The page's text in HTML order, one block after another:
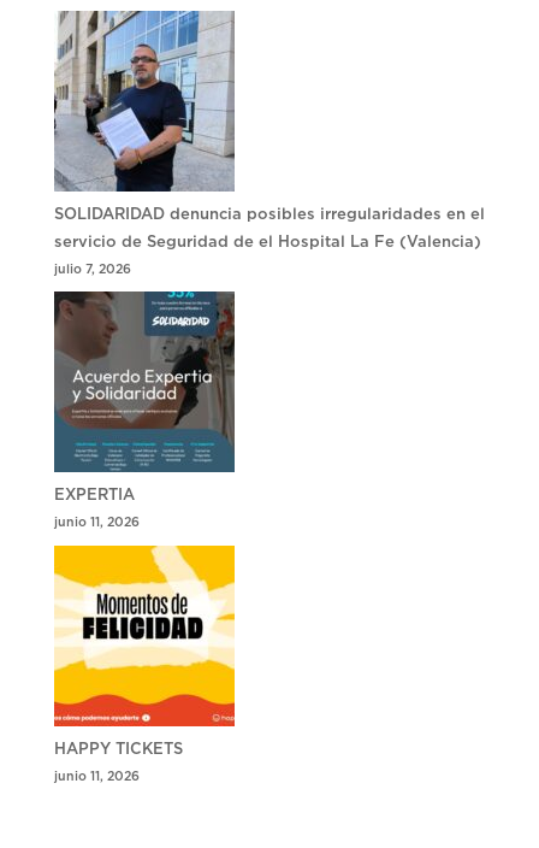
SOLIDARIDAD denuncia posibles irregularidades en el
servicio de Seguridad de el Hospital La Fe (Valencia)
julio 7, 2026
EXPERTIA
junio 11, 2026
HAPPY TICKETS
junio 11, 2026